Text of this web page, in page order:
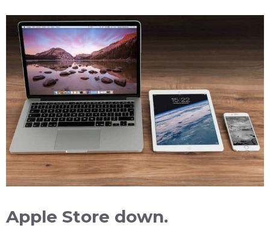
Apple Store down.